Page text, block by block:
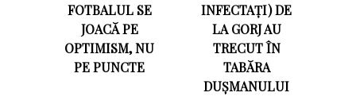
FOTBALUL SE
JOACĂ PE
OPTIMISM, NU
PE PUNCTE
INFECTAȚI) DE
LA GORJ AU
TRECUT ÎN
TABĂRA
DUȘMANULUI